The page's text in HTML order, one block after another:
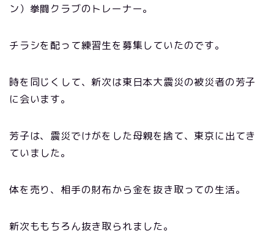
ン）拳闘クラブのトレーナー。
チラシを配って練習生を募集していたのです。
時を同じくして、新次は東日本大震災の被災者の芳子
に会います。
芳子は、震災でけがをした母親を捨て、東京に出てき
ていました。
体を売り、相手の財布から金を抜き取っての生活。
新次ももちろん抜き取られました。